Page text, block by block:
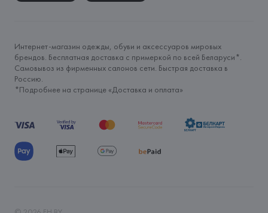
Интернет-магазин одежды, обуви и аксессуаров мировых
брендов. Бесплатная доставка с примеркой по всей Беларуси*.
Самовывоз из фирменных салонов сети. Быстрая доставка в
Россию.
*Подробнее на странице «Доставка и оплата»